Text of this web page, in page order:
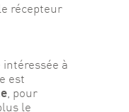
récepteur
intéressée à
est
, pour
le